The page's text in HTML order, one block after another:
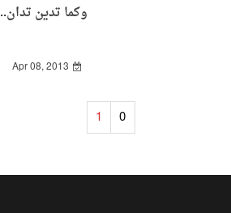
وكما تدين تدان..
Apr 08, 2013
0
1